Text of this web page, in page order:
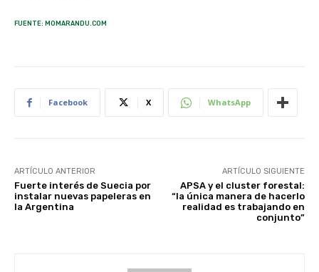
FUENTE: MOMARANDU.COM
Facebook X WhatsApp
ARTÍCULO ANTERIOR
Fuerte interés de Suecia por
instalar nuevas papeleras en
la Argentina
ARTÍCULO SIGUIENTE
APSA y el cluster forestal:
“la única manera de hacerlo
realidad es trabajando en
conjunto”